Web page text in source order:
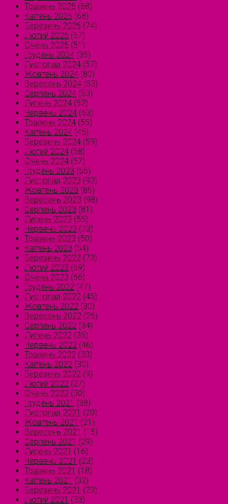
Травень 2025 (68)
Квітень 2025 (68)
Березень 2025 (74)
Лютий 2025 (67)
Січень 2025 (51)
Грудень 2024 (35)
Листопад 2024 (57)
Жовтень 2024 (80)
Вересень 2024 (53)
Серпень 2024 (53)
Липень 2024 (52)
Червень 2024 (63)
Травень 2024 (55)
Квітень 2024 (45)
Березень 2024 (59)
Лютий 2024 (58)
Січень 2024 (57)
Грудень 2023 (55)
Листопад 2023 (93)
Жовтень 2023 (85)
Вересень 2023 (98)
Серпень 2023 (81)
Липень 2023 (55)
Червень 2023 (73)
Травень 2023 (50)
Квітень 2023 (54)
Березень 2023 (73)
Лютий 2023 (69)
Січень 2023 (66)
Грудень 2022 (47)
Листопад 2022 (45)
Жовтень 2022 (30)
Вересень 2022 (26)
Серпень 2022 (34)
Липень 2022 (35)
Червень 2022 (46)
Травень 2022 (33)
Квітень 2022 (30)
Березень 2022 (9)
Лютий 2022 (27)
Січень 2022 (30)
Грудень 2021 (38)
Листопад 2021 (20)
Жовтень 2021 (21)
Вересень 2021 (15)
Серпень 2021 (29)
Липень 2021 (16)
Червень 2021 (23)
Травень 2021 (18)
Квітень 2021 (32)
Березень 2021 (23)
Лютий 2021 (33)